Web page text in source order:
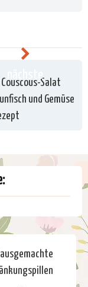
nächste
Salat
und Gemüse